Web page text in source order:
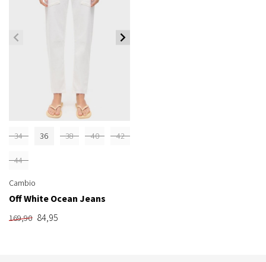
34 36 38 40 42
44
Cambio
Off White Ocean Jeans
169,90 84,95